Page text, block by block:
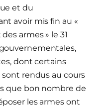
et du
avoir mis fin au «
armes » le 31
dont certains
rendus au cours
que bon nombre de
les armes ont